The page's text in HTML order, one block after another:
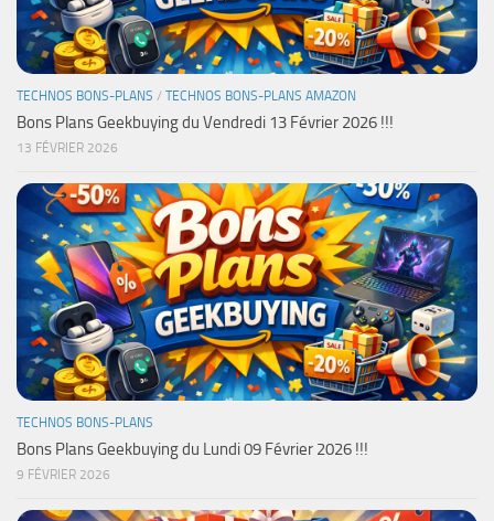
TECHNOS BONS-PLANS / TECHNOS BONS-PLANS AMAZON
Bons Plans Geekbuying du Vendredi 13 Février 2026 !!!
13 FÉVRIER 2026
TECHNOS BONS-PLANS
Bons Plans Geekbuying du Lundi 09 Février 2026 !!!
9 FÉVRIER 2026